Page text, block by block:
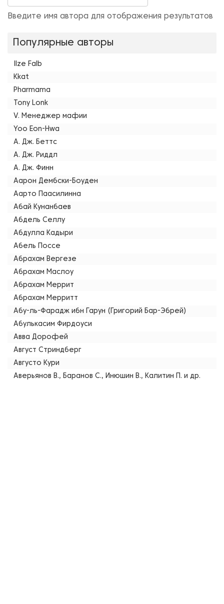
Введите имя автора для отображения результатов
Популярные авторы
Ilze Falb
Kkat
Pharmama
Tony Lonk
V. Менеджер мафии
Yoo Eon-Hwa
А. Дж. Беттс
А. Дж. Риддл
А. Дж. Финн
Аарон Дембски-Боуден
Аарто Паасилинна
Абай Кунанбаев
Абдель Селлу
Абдулла Кадыри
Абель Поссе
Абрахам Вергезе
Абрахам Маслоу
Абрахам Меррит
Абрахам Мерритт
Абу-ль-Фарадж ибн Гарун (Григорий Бар-Эбрей)
Абулькасим Фирдоуси
Авва Дорофей
Август Стриндберг
Августо Кури
Аверьянов В., Баранов С., Инюшин В., Калитин П. и др.